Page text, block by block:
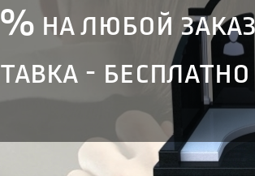
на любой
- бесплатно